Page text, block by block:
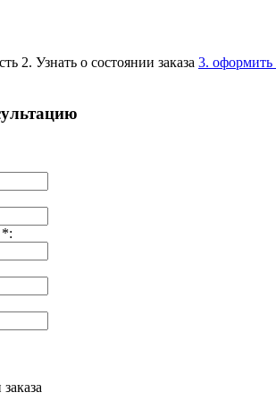
2. Узнать о состоянии заказа 3. оформить
*: